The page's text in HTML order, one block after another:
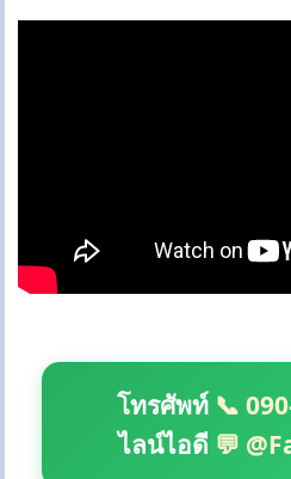
โทรศัพท์ 📞
ไลน์ไอดี 💬